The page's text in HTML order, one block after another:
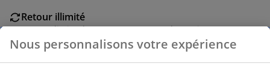
Retour illimité
Aucune limite de temps - retournez dans n'importe
quel magasin JYSK
Garantie de prix
Nous personnalisons votre expérience